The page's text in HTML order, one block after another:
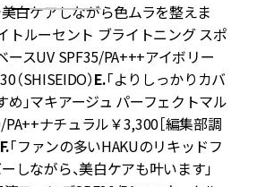
美白ケアしながら色ムラを整えま
トルーセント ブライトニング スポ
ースUV SPF35/PA+++アイボリー
（SHISEIDO）E.「よりしっかりカバ
」マキアージュ パーフェクトマル
ナチュラル￥3,300［編集部調
F.「ファンの多いHAKUのリキッドフ
しながら、美白ケアも叶います」